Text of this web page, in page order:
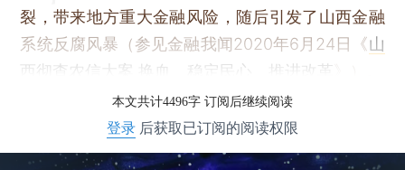
裂，带来地方重大金融风险，随后引发了山西金融
系统反腐风暴（参见金融我闻2020年6月24日《山
西彻查农信大案 换血、稳定民心、推进改革
本文共计4496字 订阅后继续阅读
登录 后获取已订阅的阅读权限